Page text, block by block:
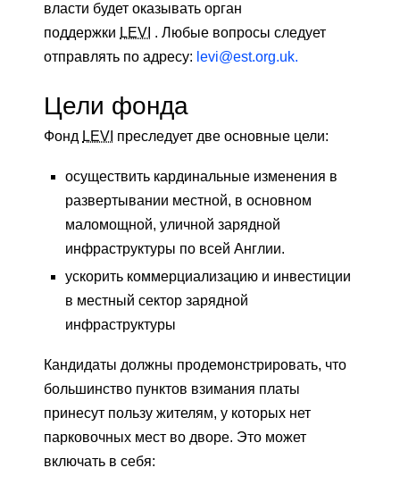
власти будет оказывать орган
поддержки LEVI . Любые вопросы следует
отправлять по адресу: levi@est.org.uk.
Цели фонда
Фонд LEVI преследует две основные цели:
осуществить кардинальные изменения в
развертывании местной, в основном
маломощной, уличной зарядной
инфраструктуры по всей Англии.
ускорить коммерциализацию и инвестиции
в местный сектор зарядной
инфраструктуры
Кандидаты должны продемонстрировать, что
большинство пунктов взимания платы
принесут пользу жителям, у которых нет
парковочных мест во дворе. Это может
включать в себя: